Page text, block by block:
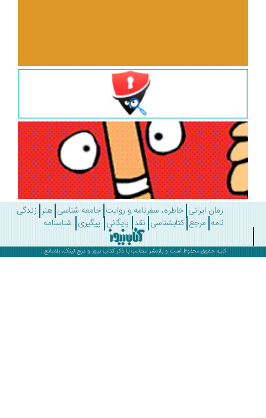
رمان ایرانی خاطره، سفرنامه و روایت جامعه شناسی هنر زندگی
مرجع کتابشناسی نقد بایگانی پیگیری شناسنامه
کلیه حقوق محفوظ است و بازنشر مطالب با ذکرکتاب نیوزو درج لینک، بلامانع .